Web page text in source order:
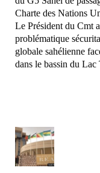
Charte des Nations
Le Président du Cmt
problématique
globale sahélienne
dans le bassin du Lac